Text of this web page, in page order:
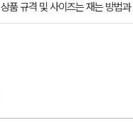
상품 규격 및 사이즈는 재는 방법